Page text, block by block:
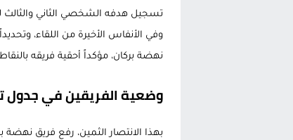
نهضة بركان، مؤكداً أحقية فريقه
وضعية الفريقين في جدول